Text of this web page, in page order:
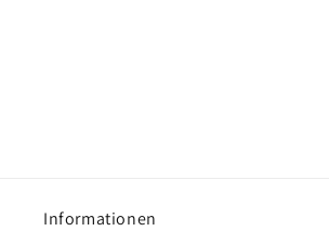
Informationen